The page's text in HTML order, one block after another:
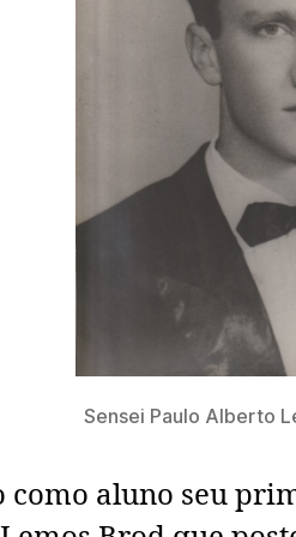
Sensei Paulo Alberto
como aluno seu